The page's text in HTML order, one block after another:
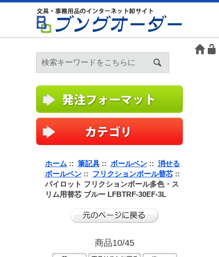
ホーム :: 筆記具:: ボールペン:: 消せる
ボールペン:: フリクションボール替芯::
パイロット フリクションボール多色・ス
リム用替芯 ブルー LFBTRF-30EF-3L
商品10/45